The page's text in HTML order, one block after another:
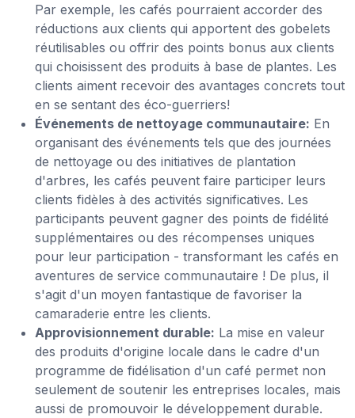
Par exemple, les cafés pourraient accorder des
réductions aux clients qui apportent des gobelets
réutilisables ou offrir des points bonus aux clients
qui choisissent des produits à base de plantes. Les
clients aiment recevoir des avantages concrets tout
en se sentant des éco-guerriers!
Événements de nettoyage communautaire: En
organisant des événements tels que des journées
de nettoyage ou des initiatives de plantation
d'arbres, les cafés peuvent faire participer leurs
clients fidèles à des activités significatives. Les
participants peuvent gagner des points de fidélité
supplémentaires ou des récompenses uniques
pour leur participation - transformant les cafés en
aventures de service communautaire ! De plus, il
s'agit d'un moyen fantastique de favoriser la
camaraderie entre les clients.
Approvisionnement durable: La mise en valeur
des produits d'origine locale dans le cadre d'un
programme de fidélisation d'un café permet non
seulement de soutenir les entreprises locales, mais
aussi de promouvoir le développement durable.